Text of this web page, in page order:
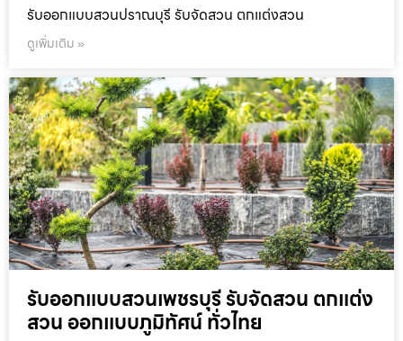
รับออกแบบสวนปราณบุรี รับจัดสวน ตกแต่งสวน
ดูเพิ่มเติม »
รับออกแบบสวนเพชรบุรี รับจัดสวน ตกแต่ง
สวน ออกแบบภูมิทัศน์ ทั่วไทย